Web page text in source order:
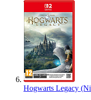
Hogwarts Legacy